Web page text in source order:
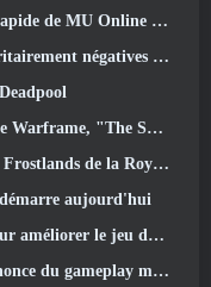
pendant le pré-événement
après son lancement
arrivera en mars
version de Wuthering Waves 3.1
aujourd'hui
le jeu dans 2026
de MapleStory Classic